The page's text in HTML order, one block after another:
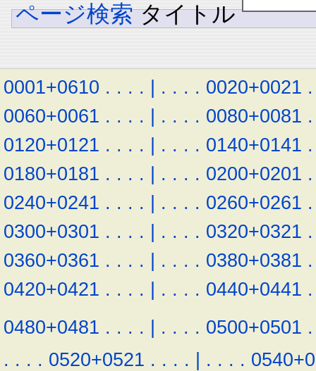
ページ検索 タイトル
0001+0610 . . . . | . . . . 0020+0021 .
0060+0061 . . . . | . . . . 0080+0081 .
0120+0121 . . . . | . . . . 0140+0141 .
0180+0181 . . . . | . . . . 0200+0201 .
0240+0241 . . . . | . . . . 0260+0261 .
0300+0301 . . . . | . . . . 0320+0321 .
0360+0361 . . . . | . . . . 0380+0381 .
0420+0421 . . . . | . . . . 0440+0441 .
0480+0481 . . . . | . . . . 0500+0501 .
. . . . 0520+0521 . . . . | . . . .